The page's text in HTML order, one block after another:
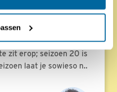
de vele
zit erop; seizoen 20 is
laat je sowieso n..